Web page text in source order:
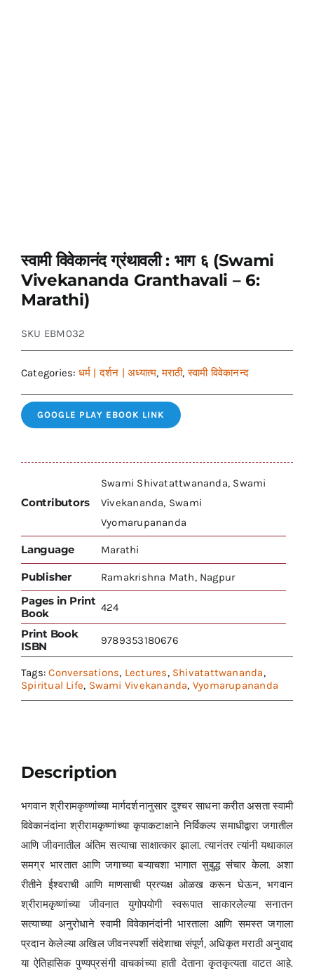
स्वामी विवेकानंद ग्रंथावली : भाग ६ (Swami
Vivekananda Granthavali – 6:
Marathi)
SKU EBM032
Categories: धर्म | दर्शन | अध्यात्म,मराठी,स्वामी विवेकानन्द
GOOGLE PLAY EBOOK LINK
Contributors
Swami Shivatattwananda, Swami
Vivekananda, Swami
Vyomarupananda
Language Marathi
Publisher Ramakrishna Math, Nagpur
Pages in Print
Book
424
Print Book
ISBN
9789353180676
Tags:Conversations, Lectures, Shivatattwananda,
Spiritual Life, Swami Vivekananda, Vyomarupananda
Description
भगवान श्रीरामकृष्णांच्या मार्गदर्शनानुसार दुश्चर साधना करीत असता स्वामी
विवेकानंदांना श्रीरामकृष्णांच्या कृपाकटाक्षाने निर्विकल्प समाधीद्वारा जगातील
आणि जीवनातील अंतिम सत्याचा साक्षात्कार झाला. त्यानंतर त्यांनी यथाकाल
समग्र भारतात आणि जगाच्या बऱ्याचशा भागात सुबुद्ध संचार केला. अशा
रीतीने ईश्वराची आणि माणसाची प्रत्यक्ष ओळख करून घेऊन, भगवान
श्रीरामकृष्णांच्या जीवनात युगोपयोगी स्वरूपात साकारलेल्या सनातन
सत्याच्या अनुरोधाने स्वामी विवेकानंदांनी भारताला आणि समस्त जगाला
प्रदान केलेल्या अखिल जीवनस्पर्शी संदेशाचा संपूर्ण, अधिकृत मराठी अनुवाद
या ऐतिहासिक पुण्यप्रसंगी वाचकांच्या हाती देताना कृतकृत्यता वाटत आहे.